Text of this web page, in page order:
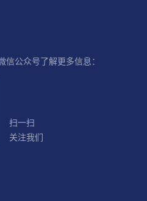
信公众号了解更多信息：
扫一扫
关注我们